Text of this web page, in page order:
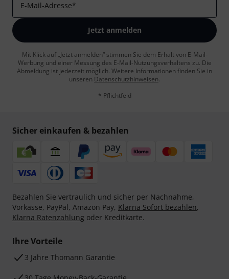
E-Mail-Adresse*
Jetzt anmelden
Mit Klick auf „Jetzt anmelden“ stimmen Sie dem Erhalt von E-Mail-
Werbung und einer Messung des E-Mail-Nutzungsverhaltens zu. Die
Abmeldung ist jederzeit möglich. Weitere Informationen finden Sie in
unseren Datenschutzhinweisen.
* Pflichtfeld
Sicher einkaufen & bezahlen
Bezahlen Sie vertraulich und sicher per Nachnahme,
Vorkasse, PayPal, Amazon Pay, Klarna Sofort bezahlen,
Klarna Ratenzahlung oder Kreditkarte.
Ihre Vorteile
3 Jahre Thomann Garantie